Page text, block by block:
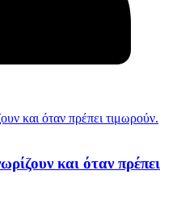
και όταν πρέπει